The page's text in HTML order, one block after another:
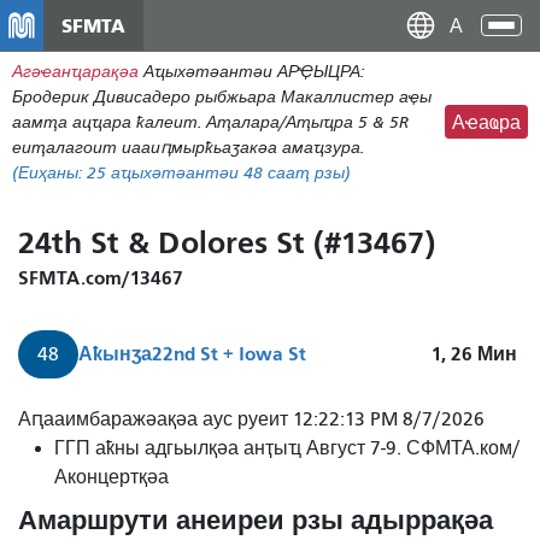
основному
содержаниу
SFMTA
Агәҽанҵарақәа Аҵыхәтәантәи АРҾЫЦРА:
Бродерик Дивисадеро рыбжьара Макаллистер аҿы
аамҭа ацҵара ҟалеит. Аҭалара/Аҭыҵра 5 & 5R
еиҭалагоит иааиԥмырҟьаӡакәа амаҵзура.
(Еиҳаны: 25 аҵыхәтәантәи 48 сааҭ рзы)
Аҽаҩра
24th St & Dolores St (#13467)
SFMTA.com/13467
48 Аҟынӡа22nd St + Iowa St 1, 26 Мин
48
Квинтара/24-
22-
Аԥааимбаражәақәа аус руеит 12:22:13 PM 8/7/2026
ГГП аҟны адгьылқәа анҭыҵ Август 7-9. СФМТА.ком/
Аконцертқәа
Амаршрути анеиреи рзы адыррақәа